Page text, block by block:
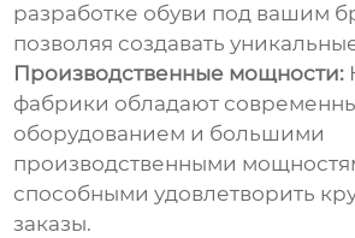
разработке обуви под вашим
позволяя создавать
Производственные мощности:
фабрики обладают
оборудованием и большими
производственными
способными удовлетворить
заказы.